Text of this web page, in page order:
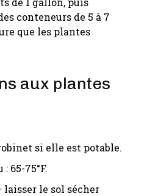
conteneurs de 5 à 7
que les plantes
aux plantes
si elle est potable.
65-75°F.
laisser le sol sécher